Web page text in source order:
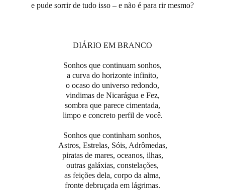
e pude sorrir de tudo isso – e não é para rir mesmo?
DIÁRIO EM BRANCO
Sonhos que continuam sonhos,
a curva do horizonte infinito,
o ocaso do universo redondo,
vindimas de Nicarágua e Fez,
sombra que parece cimentada,
limpo e concreto perfil de você.
Sonhos que continham sonhos,
Astros, Estrelas, Sóis, Adrômedas,
piratas de mares, oceanos, ilhas,
outras galáxias, constelações,
as feições dela, corpo da alma,
fronte debruçada em lágrimas.